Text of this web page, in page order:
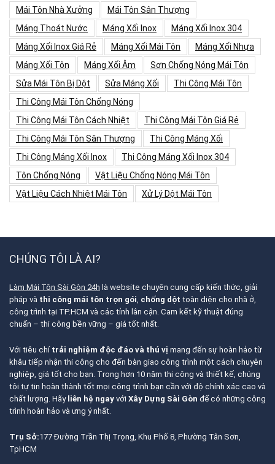
Mái Tôn Nhà Xưởng
Mái Tôn Sân Thượng
Máng Thoát Nước
Máng Xối Inox
Máng Xối Inox 304
Máng Xối Inox Giá Rẻ
Máng Xối Mái Tôn
Máng Xối Nhựa
Máng Xối Tôn
Máng Xối Âm
Sơn Chống Nóng Mái Tôn
Sửa Mái Tôn Bị Dột
Sửa Máng Xối
Thi Công Mái Tôn
Thi Công Mái Tôn Chống Nóng
Thi Công Mái Tôn Cách Nhiệt
Thi Công Mái Tôn Giá Rẻ
Thi Công Mái Tôn Sân Thượng
Thi Công Máng Xối
Thi Công Máng Xối Inox
Thi Công Máng Xối Inox 304
Tôn Chống Nóng
Vật Liệu Chống Nóng Mái Tôn
Vật Liệu Cách Nhiệt Mái Tôn
Xử Lý Dột Mái Tôn
CHÚNG TÔI LÀ AI?
Làm Mái Tôn Sài Gòn 24h là website chuyên cung cấp kiến thức, giải
pháp và thi công mái tôn trọn gói, chống dột toàn diện cho nhà ở,
công trình tại TP.HCM và các tỉnh lân cận. Cam kết kỹ thuật đúng
chuẩn – thi công bền vững – giá tốt nhất.
Với tiêu chí trải nghiệm độc đáo và thú vị mang đến sự hoàn hảo từ
khâu tiếp nhận thi công cho đến bàn giao công trình một cách chuyên
nghiệp, giá tốt cho bạn. Trong hơn 10 năm thi công và thiết kế, chúng
tôi tự tin hoàn thành tốt mọi công trình bạn cần với độ chính xác cao và
chất lượng. Hãy liên hệ ngay với Xây Dựng Sài Gòn để có những công
trình hoàn hảo và ưng ý nhất.
Trụ Sở:177 Đường Trần Thị Trọng, Khu Phố 8, Phường Tân Sơn,
TpHCM